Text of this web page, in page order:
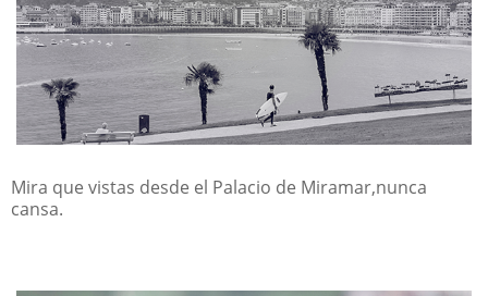
Mira que vistas desde el Palacio de Miramar,nunca
cansa.